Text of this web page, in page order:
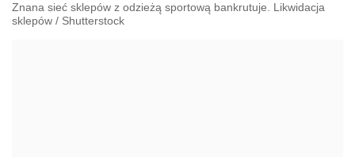
Znana sieć sklepów z odzieżą sportową bankrutuje. Likwidacja
sklepów / Shutterstock